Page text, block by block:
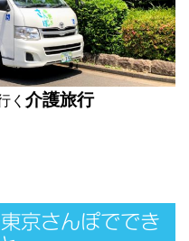
く 介護旅行
京さんぽででき